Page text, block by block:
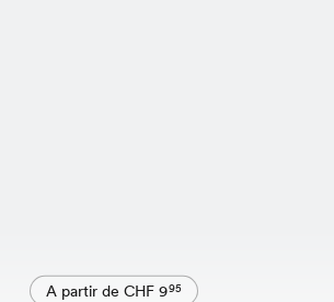
A partir de CHF 995